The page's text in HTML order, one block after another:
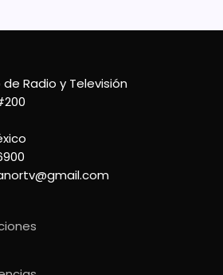
Radio y Televisión